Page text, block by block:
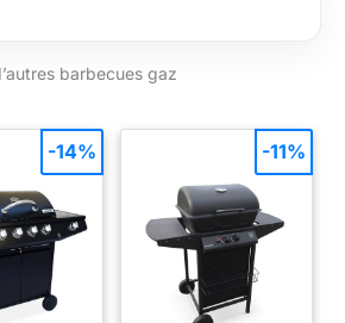
barbecues gaz
-14% -11%